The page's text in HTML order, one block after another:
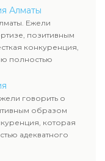
Алматы
Ежели
позитивным
конкуренция,
полностью
говорить о
образом
которая
адекватного